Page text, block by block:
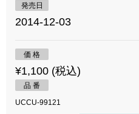
発売日
2014-12-03
価 格
¥1,100 (税込)
品 番
UCCU-99121